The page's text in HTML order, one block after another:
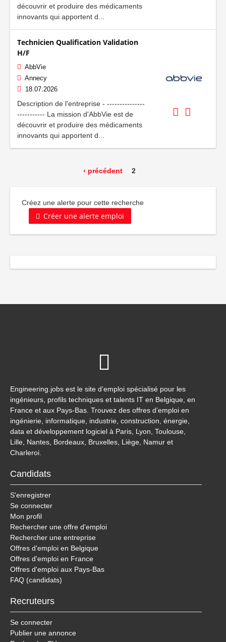
découvrir et produire des médicaments
innovants qui apportent d...
Technicien Qualification Validation
H/F
AbbVie
Annecy
18.07.2026
Description de l'entreprise - ---------------
----------- La mission d'AbbVie est de
découvrir et produire des médicaments
innovants qui apportent d...
‹ précédent 2
Créez une alerte pour cette recherche
Créer une alerte emploi
Engineering.jobs est le site d’emploi spécialisé pour les
ingénieurs, profils techniques et talents IT en Belgique, en
France et aux Pays-Bas. Trouvez des offres d’emploi en
ingénierie, informatique, industrie, construction, énergie,
data et développement logiciel à Paris, Lyon, Toulouse,
Lille, Nantes, Bordeaux, Bruxelles, Liège, Namur et
Charleroi.
Candidats
S'enregistrer
Se connecter
Mon profil
Rechercher une offre d'emploi
Rechercher une entreprise
Offres d'emploi en Belgique
Offres d'emploi en France
Offres d'emploi aux Pays-Bas
FAQ (candidats)
Recruteurs
Se connecter
Publier une annonce